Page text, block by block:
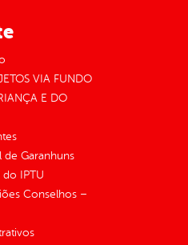
VIA FUNDO
E DO
de Garanhuns
IPTU
Conselhos –